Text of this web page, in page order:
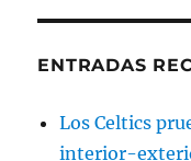
ENTRADAS
Los Celtics
interior-